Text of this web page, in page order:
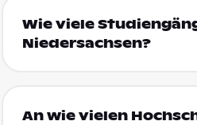
Wie viele
Niedersachsen?
An wie vielen